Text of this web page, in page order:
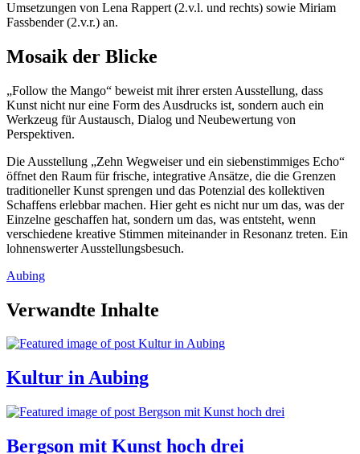
Mosaik der Blicke
„Follow the Mango“ beweist mit ihrer ersten Ausstellung, dass
Kunst nicht nur eine Form des Ausdrucks ist, sondern auch ein
Werkzeug für Austausch, Dialog und Neubewertung von
Perspektiven.
Die Ausstellung „Zehn Wegweiser und ein siebenstimmiges Echo“
öffnet den Raum für frische, integrative Ansätze, die die Grenzen
traditioneller Kunst sprengen und das Potenzial des kollektiven
Schaffens erlebbar machen. Hier geht es nicht nur um das, was der
Einzelne geschaffen hat, sondern um das, was entsteht, wenn
verschiedene kreative Stimmen miteinander in Resonanz treten. Ein
lohnenswerter Ausstellungsbesuch.
Aubing
Verwandte Inhalte
Kultur in Aubing
Bergson mit Kunst hoch drei